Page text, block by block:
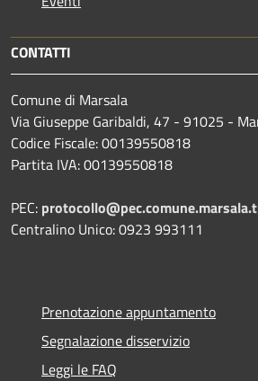
CONTATTI
Comune di Marsala
Via Giuseppe Garibaldi, 47 - 91025 -
Codice Fiscale: 00139550818
Partita IVA: 00139550818
PEC:
Centralino Unico: 0923 993111
Prenotazione appuntamento
Segnalazione disservizio
Leggi le FAQ